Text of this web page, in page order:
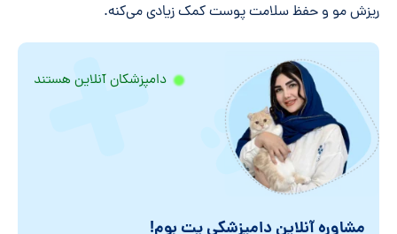
ریزش مو و حفظ سلامت پوست کمک زیادی می‌کنه.
دامپزشکان آنلاین هستند
مشاوره آنلاین دامپزشکی پت بوم!